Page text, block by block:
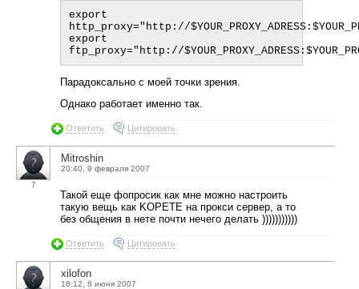
export
http_proxy="http://
export
Парадоксально с моей точки зрения.
Однако работает именно так.
Ответить Цитировать
7
Mitroshin
20:40, 9 февраля 2007
Такой еще фопросик как мне можно настроить
такую вещь как KOPETE на прокси сервер, а то
без общения в нете почти нечего делать )))))))))))
Ответить Цитировать
xilofon
16:12, 8 июня 2007